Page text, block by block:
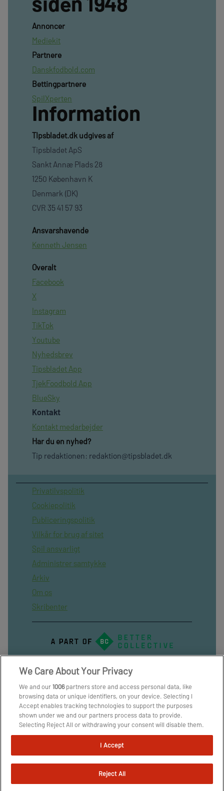
Annoncer
Mediekit
Partnere
Danskfodbold.com
Bettingpartnere
SpilXperten
Information
TIpsbladet.dk udgives af
Tipsbladet ApS
Sankt Annæ Plads 28
1250 København K
Denmark (DK)
CVR 35 41 57 93
Ansvarshavende
Kenneth Jensen
Overalt
Facebook
X
Instagram
TikTok
Youtube
Nyhedsbrev
Tipsbladet App
TjekFoodbold App
BlueSky
Kontakt
Kontakt medarbejder
Har du en nyhed?
Tip redaktionen: redaktion@tipsbladet.dk
Privatilvspolitik
Cookiepolitik
Publiceringspolitik
Vilkår for brug af sitet
Spil ansvarligt
Administrer samtykke
Arkiv
Om os
Skribenter
We Care About Your Privacy
We and our1006partners store and access personal data, like
browsing data or unique identifiers, on your device. Selecting I
Accept enables tracking technologies to support the purposes
shown under we and our partners process data to provide.
Selecting Reject All or withdrawing your consent will disable them.
If trackers are disabled, some content and ads you see may not be
as relevant to you. You can resurface this menu to change your
Preferences link on the bottom of the webpage [or the floating
icon on the bottom-left of the webpage, if applicable]. Your
I Accept
Reject All